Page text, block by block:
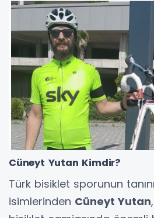
Cüneyt Yutan Kimdir?
Türk bisiklet sporunun
isimlerinden Cüneyt Yutan